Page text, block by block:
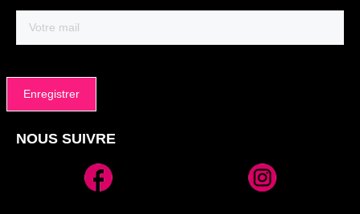
Alternative:
NOUS SUIVRE